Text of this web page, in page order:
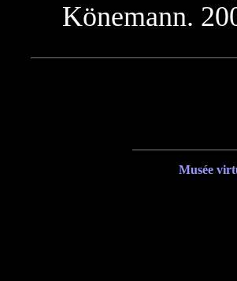
Könemann.
Musée